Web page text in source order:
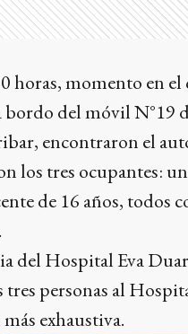
horas, momento en
del móvil N°19
encontraron el
los tres ocupantes:
de 16 años, todos
del Hospital Eva
tres personas al
exhaustiva.